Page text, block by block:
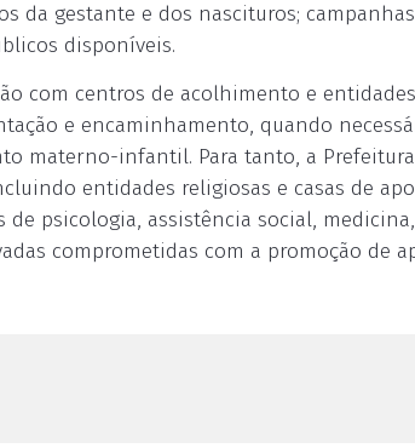
da gestante e dos nascituros;
disponíveis.
com centros de acolhimento e
e encaminhamento, quando
materno-infantil. Para tanto, a
entidades religiosas e casas de
psicologia, assistência social,
comprometidas com a promoção de